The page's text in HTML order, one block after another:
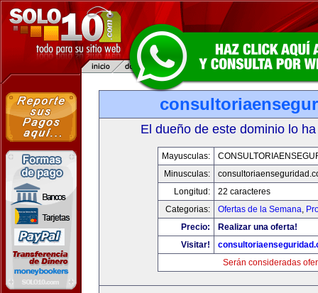
El dueño de este dominio lo
Mayusculas:
Minusculas:
Longitud:
22 caracteres
Categorias:
Ofertas de la Semana,
Precio:
Realizar una oferta!
Visitar!
Serán consideradas